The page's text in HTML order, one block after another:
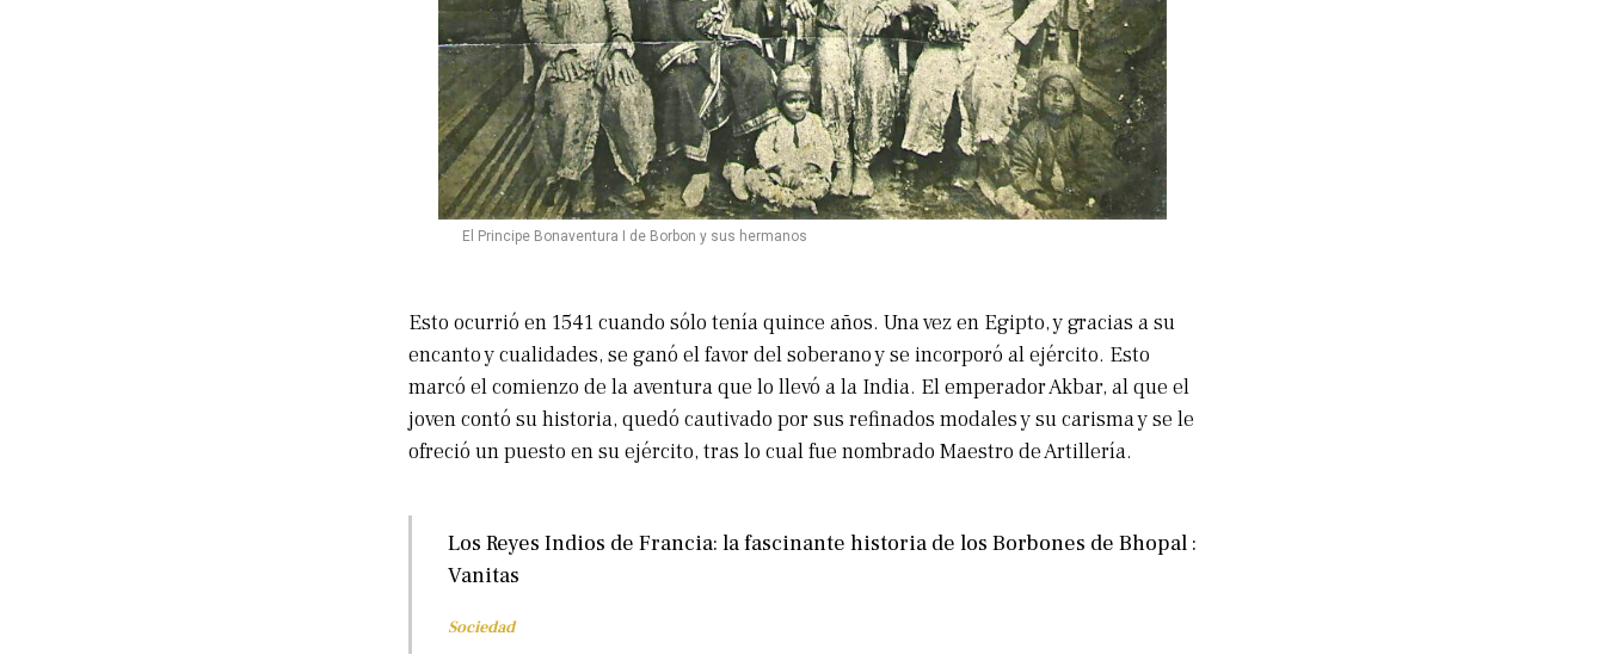
El Principe Bonaventura I de Borbon y sus hermanos
Esto ocurrió en 1541 cuando sólo tenía quince años. Una vez en Egipto, y gracias a su
encanto y cualidades, se ganó el favor del soberano y se incorporó al ejército. Esto
marcó el comienzo de la aventura que lo llevó a la India. El emperador Akbar, al que el
joven contó su historia, quedó cautivado por sus refinados modales y su carisma y se le
ofreció un puesto en su ejército, tras lo cual fue nombrado Maestro de Artillería.
Los Reyes Indios de Francia: la fascinante historia de los Borbones de Bhopal :
Vanitas
Sociedad